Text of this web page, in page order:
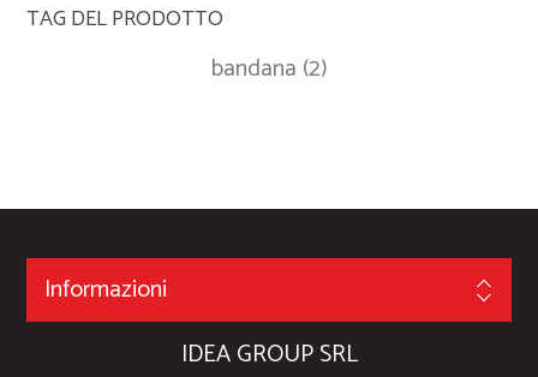
TAG DEL PRODOTTO
bandana (2)
Informazioni
IDEA GROUP SRL